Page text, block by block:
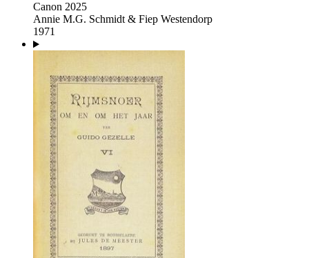
Canon 2025
Annie M.G. Schmidt & Fiep Westendorp
1971